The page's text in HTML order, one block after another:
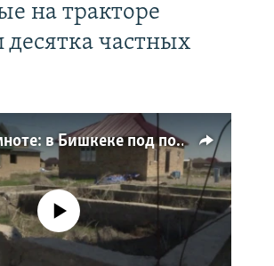
на тракторе
десятка частных
Погром в темноте: в Бишкеке под покровом ночи неизвестные на тракторе снесли три десятка частных домов
source currently available